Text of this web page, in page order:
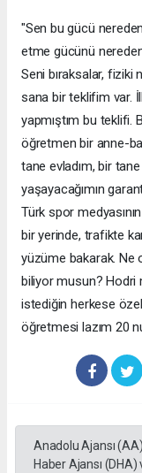
"Sen bu gücü
etme gücünü
Seni bıraksalar, fiziki
sana bir teklifim var.
yapmıştım bu
öğretmen bir anne-
tane evladım, bir
yaşayacağımın
Türk spor
bir yerinde, trafikte
yüzüme bakarak. Ne
biliyor musun? Hodri
istediğin herkese
öğretmesi lazım 20
Anadolu Ajansı
Haber Ajansı